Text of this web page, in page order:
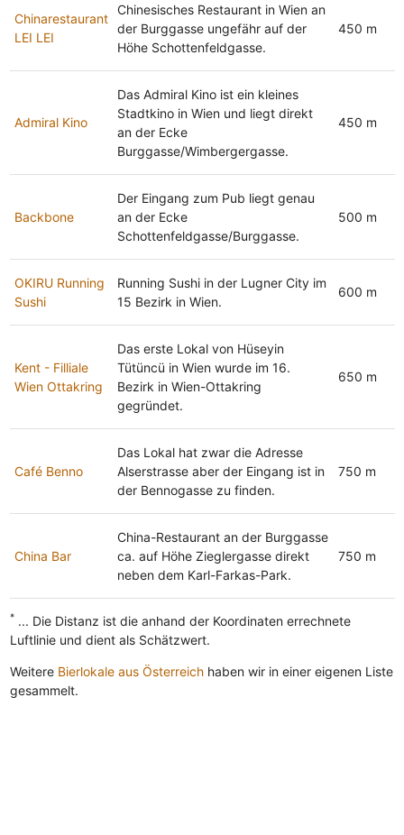
Chinarestaurant
LEI LEI
Chinesisches Restaurant in Wien an
der Burggasse ungefähr auf der
Höhe Schottenfeldgasse.
450 m
Admiral Kino
Das Admiral Kino ist ein kleines
Stadtkino in Wien und liegt direkt
an der Ecke
Burggasse/Wimbergergasse.
450 m
Backbone
Der Eingang zum Pub liegt genau
an der Ecke
Schottenfeldgasse/Burggasse.
500 m
OKIRU Running
Sushi
Running Sushi in der Lugner City im
15 Bezirk in Wien.
600 m
Kent - Filliale
Wien Ottakring
Das erste Lokal von Hüseyin
Tütüncü in Wien wurde im 16.
Bezirk in Wien-Ottakring
gegründet.
650 m
Café Benno
Das Lokal hat zwar die Adresse
Alserstrasse aber der Eingang ist in
der Bennogasse zu finden.
750 m
China Bar
China-Restaurant an der Burggasse
ca. auf Höhe Zieglergasse direkt
neben dem Karl-Farkas-Park.
750 m
*... Die Distanz ist die anhand der Koordinaten errechnete
Luftlinie und dient als Schätzwert.
Weitere Bierlokale aus Österreichhaben wir in einer eigenen Liste
gesammelt.